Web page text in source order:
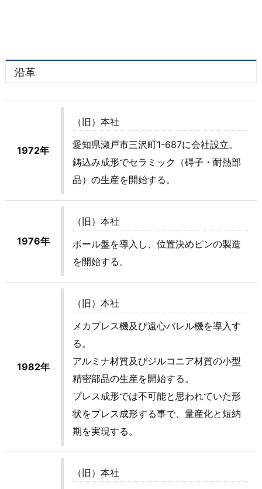
沿革
1972年
（旧）本社
愛知県瀬戸市三沢町1-687に会社設立。
鋳込み成形でセラミック（碍子・耐熱部
品）の生産を開始する。
1976年
（旧）本社
ボール盤を導入し、位置決めピンの製造
を開始する。
1982年
（旧）本社
メカプレス機及び遠心バレル機を導入す
る。
アルミナ材質及びジルコニア材質の小型
精密部品の生産を開始する。
プレス成形では不可能と思われていた形
状をプレス成形する事で、量産化と短納
期を実現する。
（旧）本社